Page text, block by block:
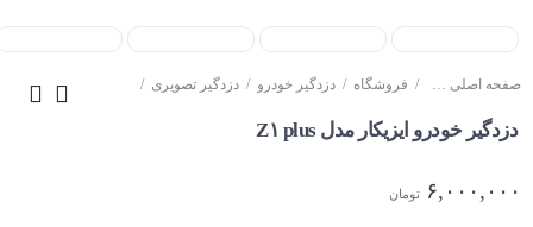
صفحه اصلی سایت فروشگاه دزدگیر خودرو دزدگیر تصویری
دزدگیر خودرو ایزیکار مدل Z۱ plus
۶,۰۰۰,۰۰۰ تومان